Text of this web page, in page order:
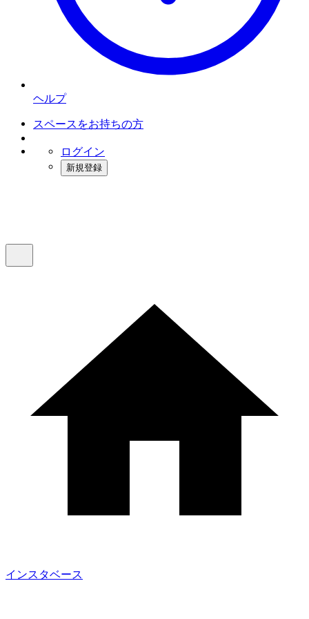
ヘルプ
スペースをお持ちの方
ログイン
新規登録
インスタベース